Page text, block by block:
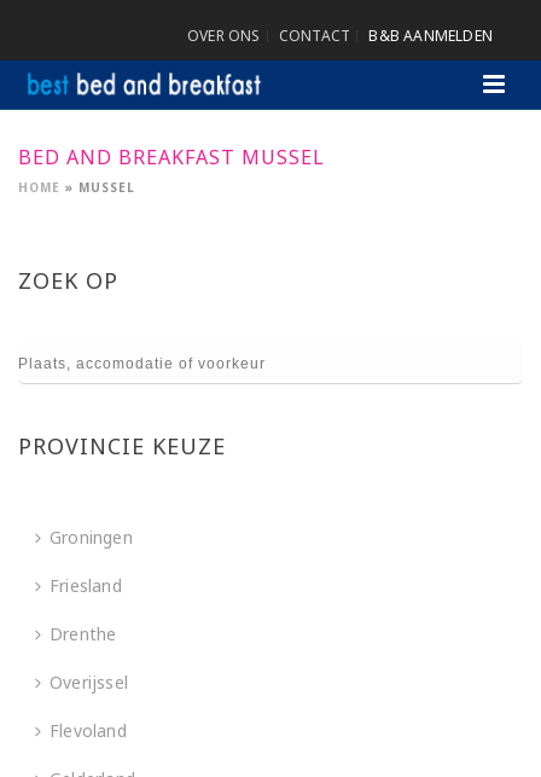
OVER ONS CONTACT B&B AANMELDEN
BED AND BREAKFAST MUSSEL
HOME » MUSSEL
ZOEK OP
PROVINCIE KEUZE
Groningen
Friesland
Drenthe
Overijssel
Flevoland